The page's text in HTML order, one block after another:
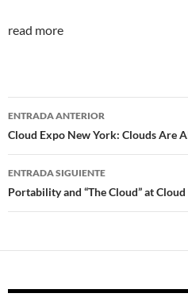
read more
Navegador
de
entradas
ENTRADA ANTERIOR
Cloud Expo New York: Clouds Are
ENTRADA SIGUIENTE
Portability and “The Cloud” at